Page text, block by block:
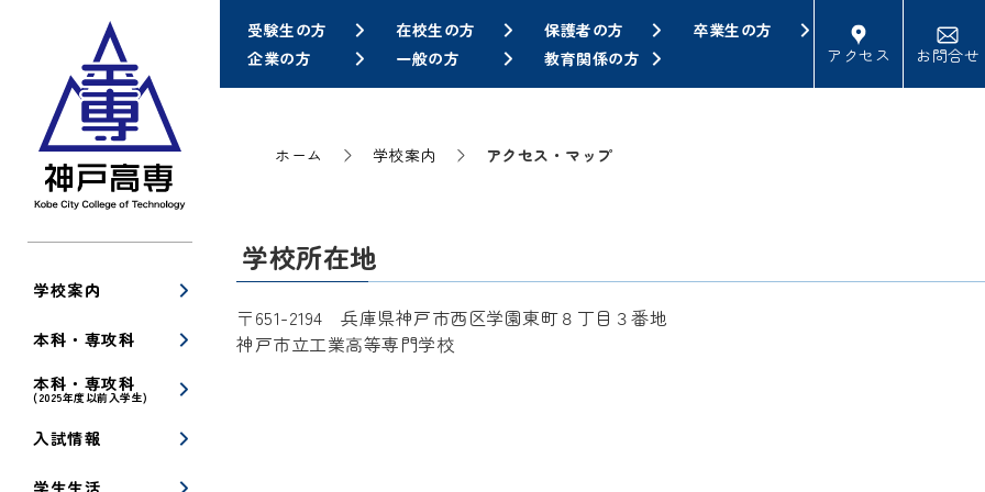
学校案内
本科・専攻科
本科・専攻科
(2025年度以前入学生)
入試情報
学生生活
受験生の方 在校生の方 保護者の方
卒業生の方
企業の方
一般の方 教育関係の方 アクセス お問合せ
ホーム 学校案内 アクセス・マップ
学校所在地
〒651-2194 兵庫県神戸市西区学園東町８丁目３番地
神戸市立工業高等専門学校